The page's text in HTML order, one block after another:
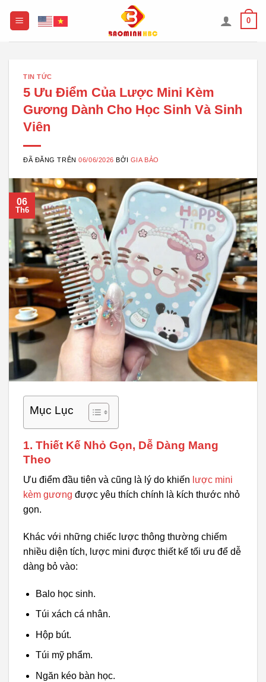
0
TIN TỨC
5 Ưu Điểm Của Lược Mini Kèm
Gương Dành Cho Học Sinh Và Sinh
Viên
ĐÃ ĐĂNG TRÊN06/06/2026 BỞI GIA BẢO
06
Th6
Mục Lục
1. Thiết Kế Nhỏ Gọn, Dễ Dàng Mang
Theo
Ưu điểm đầu tiên và cũng là lý do khiến lược mini
kèm gương được yêu thích chính là kích thước nhỏ
gọn.
Khác với những chiếc lược thông thường chiếm
nhiều diện tích, lược mini được thiết kế tối ưu để dễ
dàng bỏ vào:
Balo học sinh.
Túi xách cá nhân.
Hộp bút.
Túi mỹ phẩm.
Ngăn kéo bàn học.